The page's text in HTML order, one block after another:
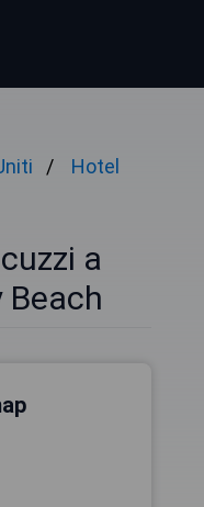
Hotel
a
Beach